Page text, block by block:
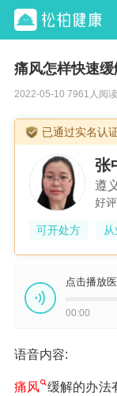
痛风怎样快速
2022-05-10 7961人阅读
已通过实名认
张
遵
好
可开处方
点击播放
00:00
语音内容:
痛风 缓解的办法